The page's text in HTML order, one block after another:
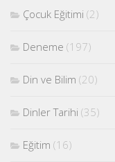
Çocuk Eğitimi (2)
Deneme (197)
Din ve Bilim (20)
Dinler Tarihi (35)
Eğitim (16)